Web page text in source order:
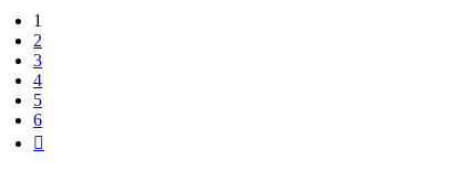
1
2
3
4
5
6